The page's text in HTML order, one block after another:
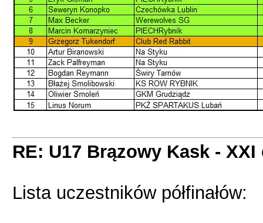
RE: U17 Brązowy Kask - XXI
Lista uczestników półfinałów: